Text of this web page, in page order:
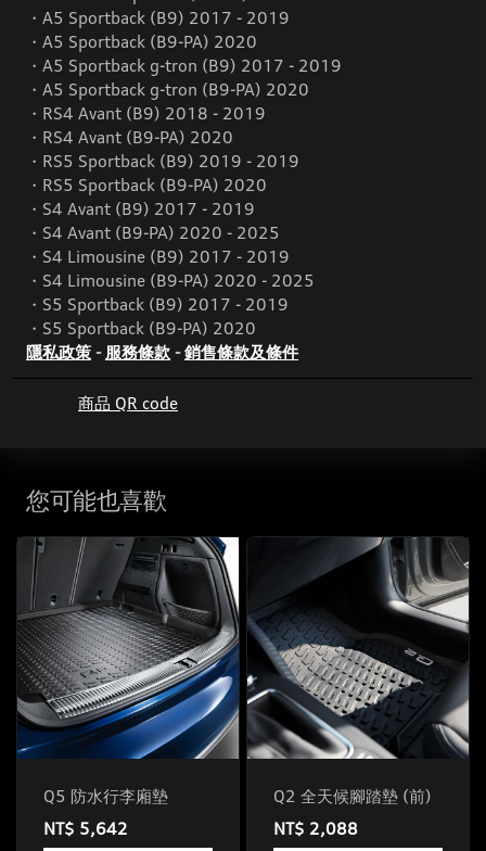
・A5 Sportback (B9) 2017 - 2019
・A5 Sportback (B9-PA) 2020
・A5 Sportback g-tron (B9) 2017 - 2019
・A5 Sportback g-tron (B9-PA) 2020
・RS4 Avant (B9) 2018 - 2019
・RS4 Avant (B9-PA) 2020
・RS5 Sportback (B9) 2019 - 2019
・RS5 Sportback (B9-PA) 2020
・S4 Avant (B9) 2017 - 2019
・S4 Avant (B9-PA) 2020 - 2025
・S4 Limousine (B9) 2017 - 2019
・S4 Limousine (B9-PA) 2020 - 2025
・S5 Sportback (B9) 2017 - 2019
・S5 Sportback (B9-PA) 2020
隱私政策 - 服務條款 -銷售條款及條件
商品 QR code
您可能也喜歡
Q5 防水行李廂墊
NT$ 5,642
Q2 全天候腳踏墊 (前)
NT$ 2,088